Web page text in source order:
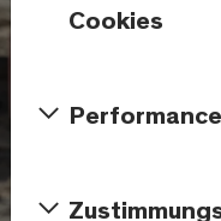
Cookies